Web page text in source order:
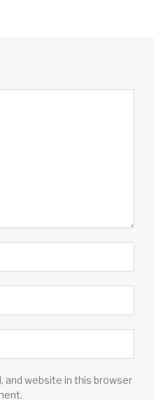
and website in this browser